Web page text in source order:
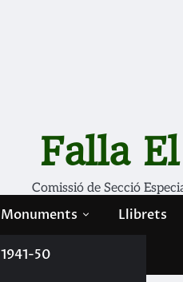
Falla
Comissió de Secció
Monuments
1941-50
Llibrets